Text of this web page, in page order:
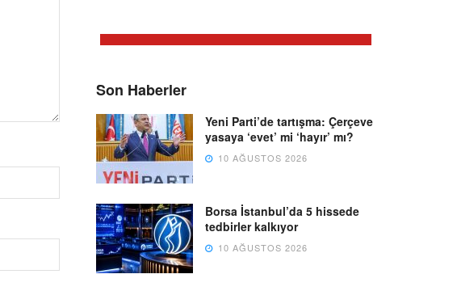
Son Haberler
Yeni Parti’de tartışma: Çerçeve
yasaya ‘evet’ mi ‘hayır’ mı?
10 AĞUSTOS 2026
Borsa İstanbul’da 5 hissede
tedbirler kalkıyor
10 AĞUSTOS 2026